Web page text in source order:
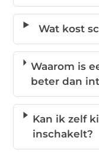
Wat kost
Waarom is
beter dan
Kan ik zelf
inschakelt?